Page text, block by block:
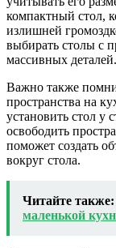
компактный стол,
излишней
выбирать столы с
массивных деталей.
Важно также
пространства на
установить стол у
освободить
поможет создать
вокруг стола.
Читайте также:
маленькой